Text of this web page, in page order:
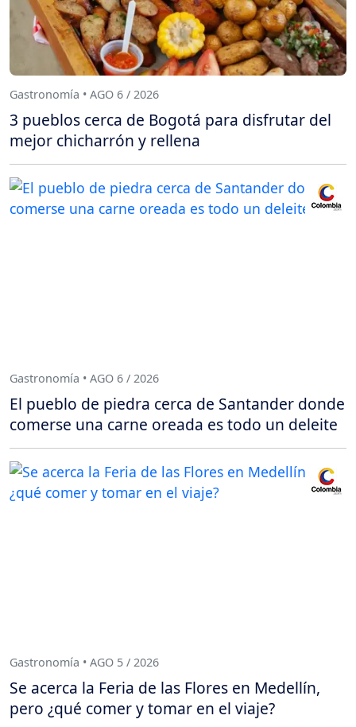
Gastronomía • AGO 6 / 2026
3 pueblos cerca de Bogotá para disfrutar del
mejor chicharrón y rellena
Gastronomía • AGO 6 / 2026
El pueblo de piedra cerca de Santander donde
comerse una carne oreada es todo un deleite
Gastronomía • AGO 5 / 2026
Se acerca la Feria de las Flores en Medellín,
pero ¿qué comer y tomar en el viaje?